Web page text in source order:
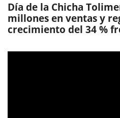
Día de la Chicha
millones en ventas y
crecimiento del 34 %